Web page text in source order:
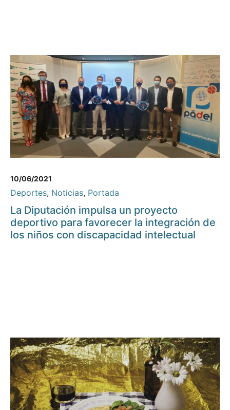
10/06/2021
Deportes, Noticias, Portada
La Diputación impulsa un proyecto
deportivo para favorecer la integración de
los niños con discapacidad intelectual